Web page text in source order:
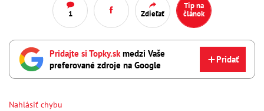
1 Zdieľať
Tip na
článok
Pridajte si Topky.sk medzi Vaše
preferované zdroje na Google
Pridať
Nahlásiť chybu